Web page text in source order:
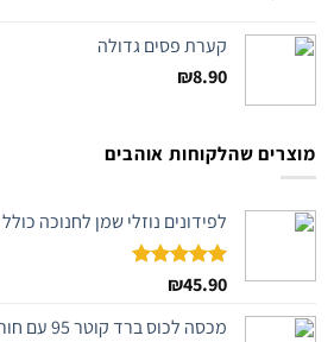
קערת פסים גדולה
₪8.90
מוצרים שהלקוחות אוהבים
לפידונים נוזלי שמן לחנוכה
דורג5.00
₪45.90
מכסה לכוס ברד קוטר 95 עם חור ארוז 50 יח